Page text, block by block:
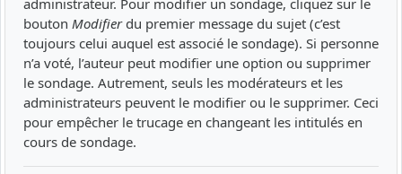
bouton Modifierdu premier message du sujet (c’est
toujours celui auquel est associé le sondage). Si personne
n’a voté, l’auteur peut modifier une option ou supprimer
le sondage. Autrement, seuls les modérateurs et les
administrateurs peuvent le modifier ou le supprimer. Ceci
pour empêcher le trucage en changeant les intitulés en
cours de sondage.